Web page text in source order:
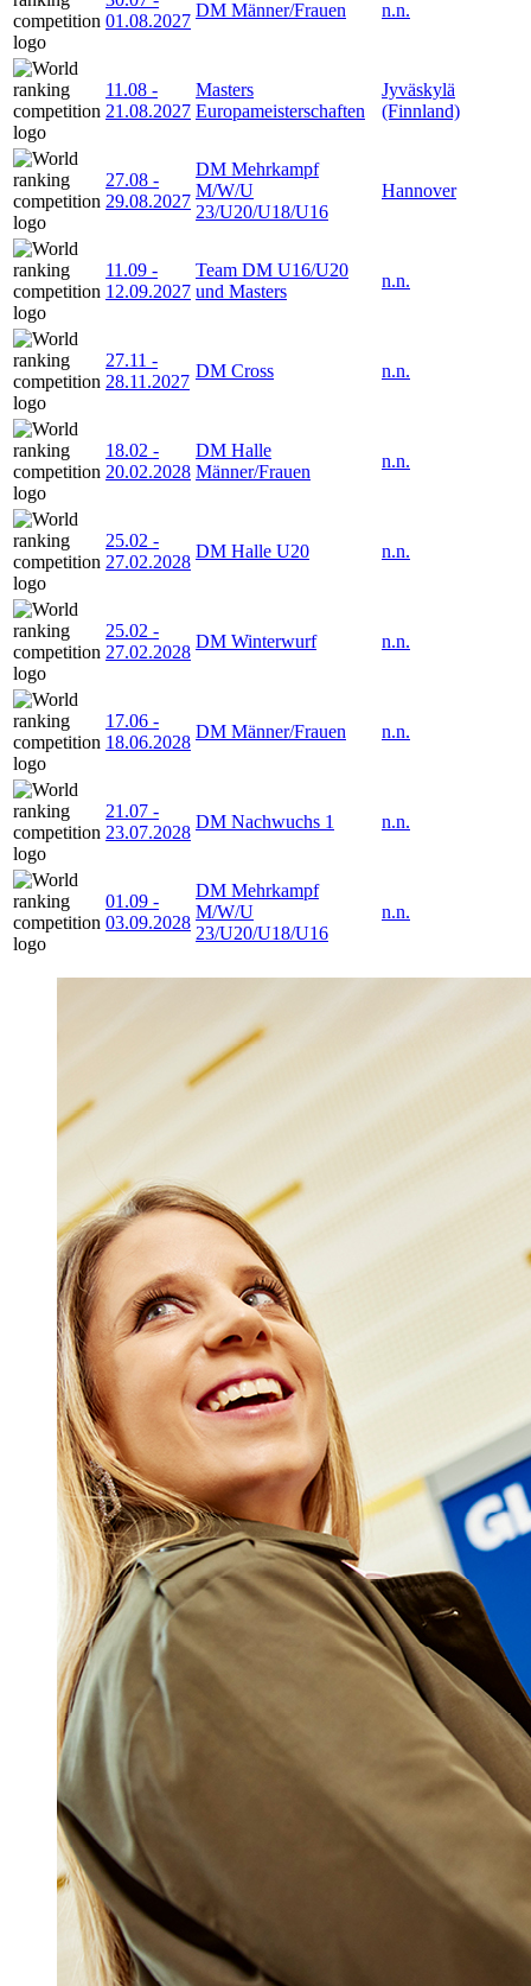
01.08.2027
DM Männer/Frauen n.n.
11.08 -
21.08.2027
Masters
Europameisterschaften
Jyväskylä
(Finnland)
27.08 -
29.08.2027
DM Mehrkampf
M/W/U
23/U20/U18/U16
Hannover
11.09 -
12.09.2027
Team DM U16/U20
und Masters
n.n.
27.11 -
28.11.2027
DM Cross n.n.
18.02 -
20.02.2028
DM Halle
Männer/Frauen
n.n.
25.02 -
27.02.2028
DM Halle U20 n.n.
25.02 -
27.02.2028
DM Winterwurf n.n.
17.06 -
18.06.2028
DM Männer/Frauen n.n.
21.07 -
23.07.2028
DM Nachwuchs 1 n.n.
01.09 -
03.09.2028
DM Mehrkampf
M/W/U
23/U20/U18/U16
n.n.